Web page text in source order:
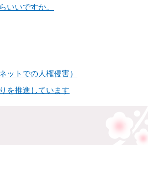
いいですか。
ットでの人権侵害）
を推進しています